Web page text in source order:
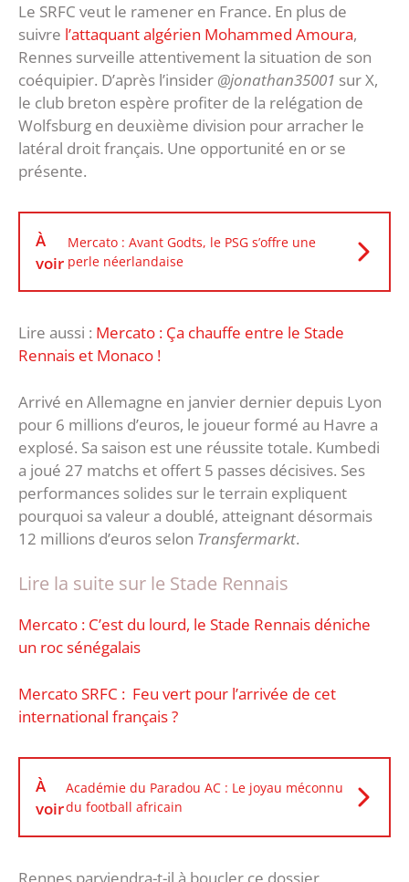
Le SRFC veut le ramener en France. En plus de
suivre l’attaquant algérien Mohammed Amoura,
Rennes surveille attentivement la situation de son
coéquipier. D’après l’insider @jonathan35001 sur X,
le club breton espère profiter de la relégation de
Wolfsburg en deuxième division pour arracher le
latéral droit français. Une opportunité en or se
présente.
À
voir
Mercato : Avant Godts, le PSG s’offre une
perle néerlandaise
Lire aussi : Mercato : Ça chauffe entre le Stade
Rennais et Monaco !
Arrivé en Allemagne en janvier dernier depuis Lyon
pour 6 millions d’euros, le joueur formé au Havre a
explosé. Sa saison est une réussite totale. Kumbedi
a joué 27 matchs et offert 5 passes décisives. Ses
performances solides sur le terrain expliquent
pourquoi sa valeur a doublé, atteignant désormais
12 millions d’euros selon Transfermarkt.
Lire la suite sur le Stade Rennais
Mercato : C’est du lourd, le Stade Rennais déniche
un roc sénégalais
Mercato SRFC : Feu vert pour l’arrivée de cet
international français ?
À
voir
Académie du Paradou AC : Le joyau méconnu
du football africain